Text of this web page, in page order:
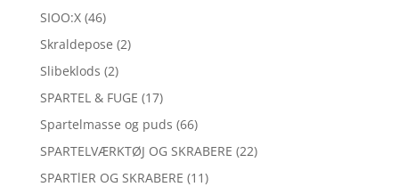
SIOO:X (46)
Skraldepose (2)
Slibeklods (2)
SPARTEL & FUGE (17)
Spartelmasse og puds (66)
SPARTELVÆRKTØJ OG SKRABERE (22)
SPARTlER OG SKRABERE (11)